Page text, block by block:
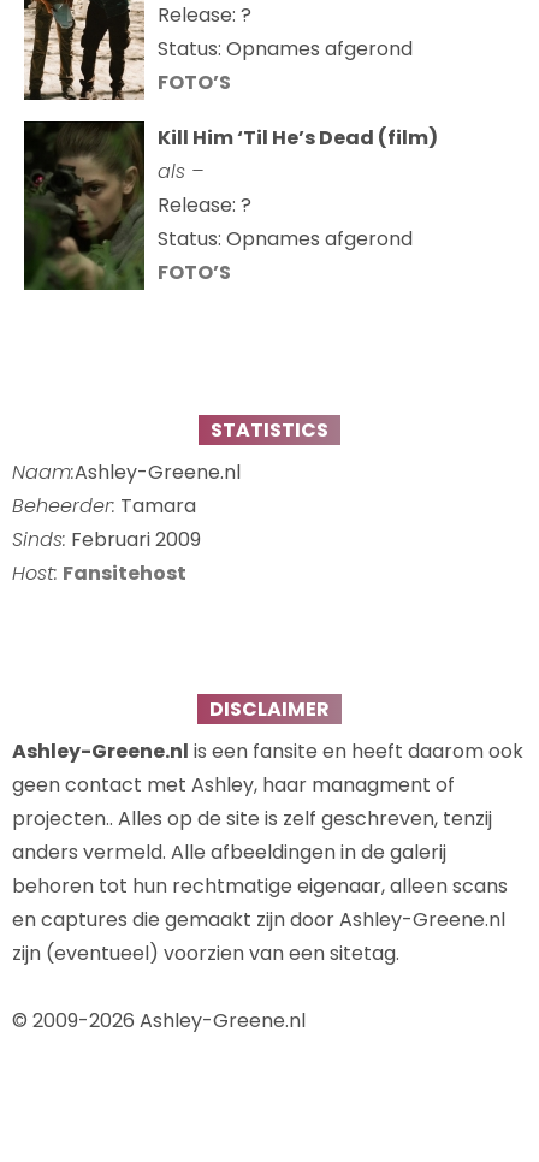
Release: ?
Status: Opnames afgerond
FOTO’S
Kill Him ‘Til He’s Dead (film)
als –
Release: ?
Status: Opnames afgerond
FOTO’S
STATISTICS
Naam:Ashley-Greene.nl
Beheerder: Tamara
Sinds: Februari 2009
Host: Fansitehost
DISCLAIMER
Ashley-Greene.nl is een fansite en heeft daarom ook
geen contact met Ashley, haar managment of
projecten.. Alles op de site is zelf geschreven, tenzij
anders vermeld. Alle afbeeldingen in de galerij
behoren tot hun rechtmatige eigenaar, alleen scans
en captures die gemaakt zijn door Ashley-Greene.nl
zijn (eventueel) voorzien van een sitetag.
© 2009-2026 Ashley-Greene.nl